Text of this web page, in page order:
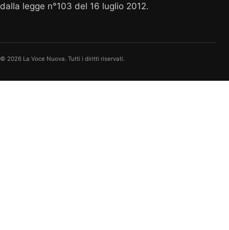
dalla legge n°103 del 16 luglio 2012.
© 2026 La Voce Nuova. Tutti i diritti riservati.